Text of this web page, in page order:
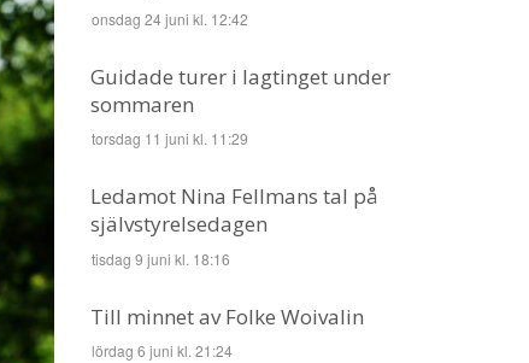
onsdag 24 juni kl. 12:42
Guidade turer i lagtinget under
sommaren
torsdag 11 juni kl. 11:29
Ledamot Nina Fellmans tal på
självstyrelsedagen
tisdag 9 juni kl. 18:16
Till minnet av Folke Woivalin
lördag 6 juni kl. 21:24